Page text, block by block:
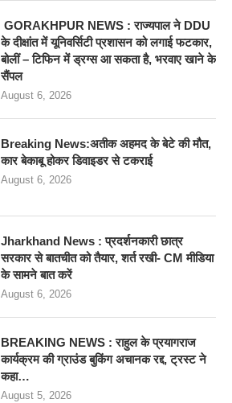
GORAKHPUR NEWS : राज्यपाल ने DDU
के दीक्षांत में यूनिवर्सिटी प्रशासन को लगाई फटकार,
बोलीं – टिफिन में ड्रग्स आ सकता है, भरवाए खाने के
सैंपल
August 6, 2026
Breaking News:अतीक अहमद के बेटे की मौत,
कार बेकाबू होकर डिवाइडर से टकराई
August 6, 2026
Jharkhand News : प्रदर्शनकारी छात्र
सरकार से बातचीत को तैयार, शर्त रखी- CM मीडिया
के सामने बात करें
August 6, 2026
BREAKING NEWS : राहुल के प्रयागराज
कार्यक्रम की ग्राउंड बुकिंग अचानक रद्द, ट्रस्ट ने
कहा…
August 5, 2026